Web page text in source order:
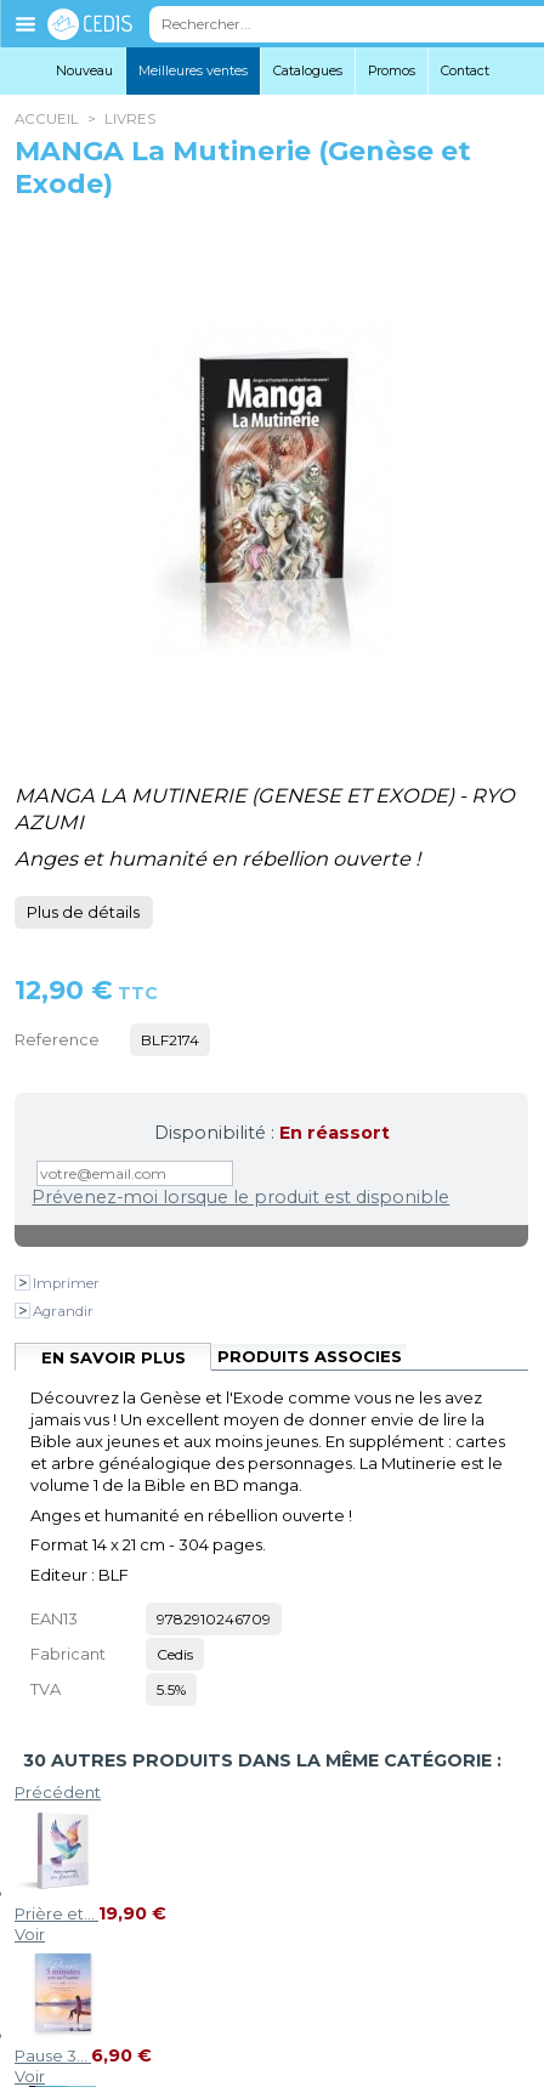
Éditions
Cedis
Nouveau Meilleures ventes Catalogues Promos Contact
ACCUEIL > LIVRES
MANGA La Mutinerie (Genèse et
Exode)
MANGA LA MUTINERIE (GENESE ET EXODE) - RYO
AZUMI
Anges et humanité en rébellion ouverte !
Plus de détails
12,90 € TTC
Reference BLF2174
Disponibilité : En réassort
Prévenez-moi lorsque le produit est disponible
Imprimer
Agrandir
EN SAVOIR PLUS PRODUITS ASSOCIES
Découvrez la Genèse et l'Exode comme vous ne les avez
jamais vus ! Un excellent moyen de donner envie de lire la
Bible aux jeunes et aux moins jeunes. En supplément : cartes
et arbre généalogique des personnages. La Mutinerie est le
volume 1 de la Bible en BD manga.
Anges et humanité en rébellion ouverte !
Format 14 x 21 cm - 304 pages.
Editeur : BLF
EAN13 9782910246709
Fabricant Cedis
TVA 5.5%
30 AUTRES PRODUITS DANS LA MÊME CATÉGORIE :
Précédent
Prière et... 19,90 €
Voir
Pause 3... 6,90 €
Voir